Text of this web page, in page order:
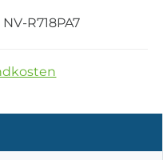
NV-R718PA7